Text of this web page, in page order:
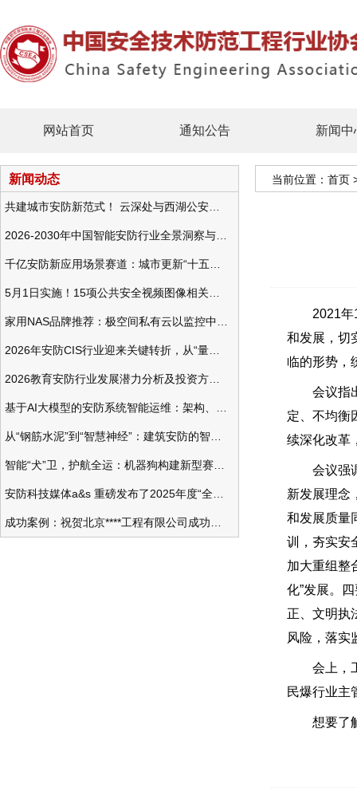
网站首页 通知公告 新闻中
新闻动态 当前位置： 首页
2021年11
和发展，切
临的形势，
会议指出
定、不均衡
续深化改革
会议强调
新发展理念
和发展质量
训，夯实安
加大重组整
化”发展。
正、文明执
风险，落实
会上，工
民爆行业主
想要了解